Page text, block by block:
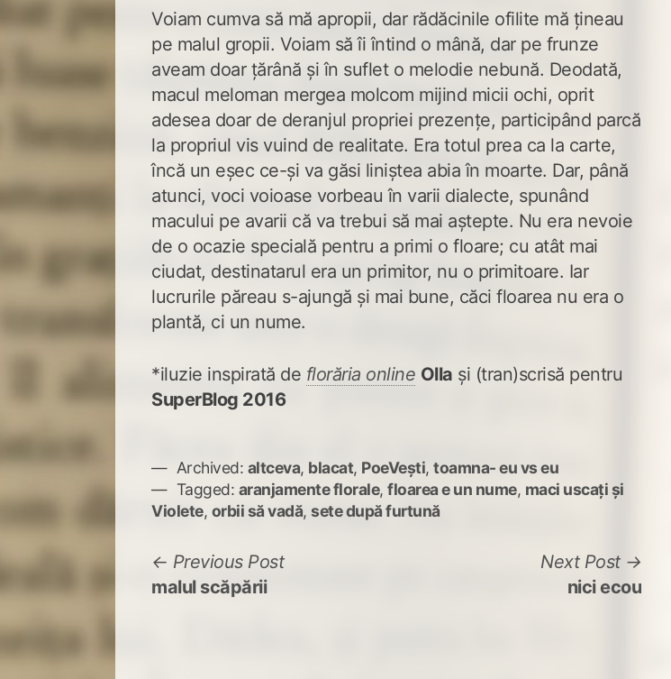
Voiam cumva să mă apropii, dar rădăcinile ofilite mă țineau
pe malul gropii. Voiam să îi întind o mână, dar pe frunze
aveam doar țărână și în suflet o melodie nebună. Deodată,
macul meloman mergea molcom mijind micii ochi, oprit
adesea doar de deranjul propriei prezențe, participând parcă
la propriul vis vuind de realitate. Era totul prea ca la carte,
încă un eșec ce-și va găsi liniștea abia în moarte. Dar, până
atunci, voci voioase vorbeau în varii dialecte, spunând
macului pe avarii că va trebui să mai aștepte. Nu era nevoie
de o ocazie specială pentru a primi o floare; cu atât mai
ciudat, destinatarul era un primitor, nu o primitoare. Iar
lucrurile păreau s-ajungă și mai bune, căci floarea nu era o
plantă, ci un nume.
*iluzie inspirată de florăria online Olla și (tran)scrisă pentru
SuperBlog 2016
Archived: altceva, blacat, PoeVești,toamna- eu vs eu
Tagged: aranjamente florale,floarea e un nume, maci uscați și
Violete, orbii să vadă,sete după furtună
Navigare
în
Previous PostPrevious
malul scăpării
Next Post
post:
nici ecou